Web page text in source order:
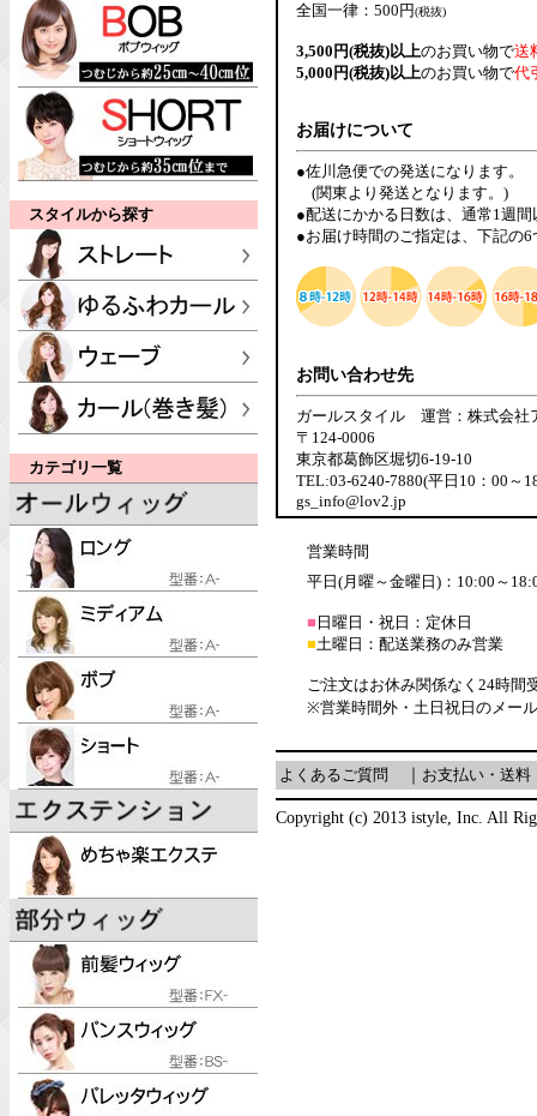
スタイルから探す
カテゴリ一覧
全国一律：500円(税抜)
3,500円(税抜)以上のお買い物で送
5,000円(税抜)以上のお買い物で代
お届けについて
●佐川急便での発送になります。
(関東より発送となります。)
●配送にかかる日数は、通常1週
●お届け時間のご指定は、下記の
お問い合わせ先
ガールスタイル 運営：株式会社
〒124-0006
東京都葛飾区堀切6-19-10
TEL:03-6240-7880(平日10：00～
gs_info@lov2.jp
営業時間
平日(月曜～金曜日)：10:00～
■ 日曜日・祝日：定休日
■土曜日：配送業務のみ営業
ご注文はお休み関係なく24時間
※営業時間外・土日祝日のメー
よくあるご質問 お支払い・送料
Copyright (c) 2013 istyle, Inc. All